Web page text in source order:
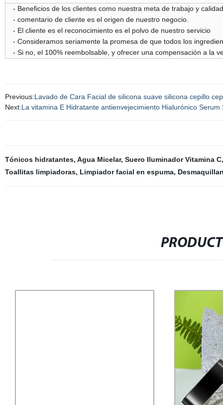
- Beneficios de los clientes como nuestra meta de trabajo y
- comentario de cliente es el origen de nuestro negocio.
- El cliente es el reconocimiento es el polvo de nuestro servicio
- Consideramos seriamente la promesa de que todos los
- Si no, el 100% reembolsable, y ofrecer una compensación a la
Previous:Lavado de Cara Facial de silicona suave silicona cepillo
Next:La vitamina E Hidratante antienvejecimiento Hialurónico
Tónicos hidratantes, Agua Micelar, Suero Iluminador Vitamina C
Toallitas limpiadoras, Limpiador facial en espuma,